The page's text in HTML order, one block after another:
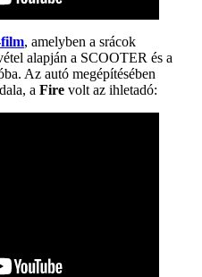
film, amelyben a srácok
alapján a SCOOTER és a
Az autó megépítésében
a Fire volt az ihletadó: